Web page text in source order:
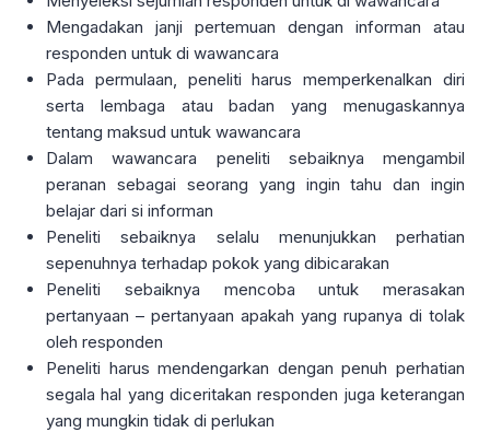
Mengadakan janji pertemuan dengan informan atau
responden untuk di wawancara
Pada permulaan, peneliti harus memperkenalkan diri
serta lembaga atau badan yang menugaskannya
tentang maksud untuk wawancara
Dalam wawancara peneliti sebaiknya mengambil
peranan sebagai seorang yang ingin tahu dan ingin
belajar dari si informan
Peneliti sebaiknya selalu menunjukkan perhatian
sepenuhnya terhadap pokok yang dibicarakan
Peneliti sebaiknya mencoba untuk merasakan
pertanyaan – pertanyaan apakah yang rupanya di tolak
oleh responden
Peneliti harus mendengarkan dengan penuh perhatian
segala hal yang diceritakan responden juga keterangan
yang mungkin tidak di perlukan